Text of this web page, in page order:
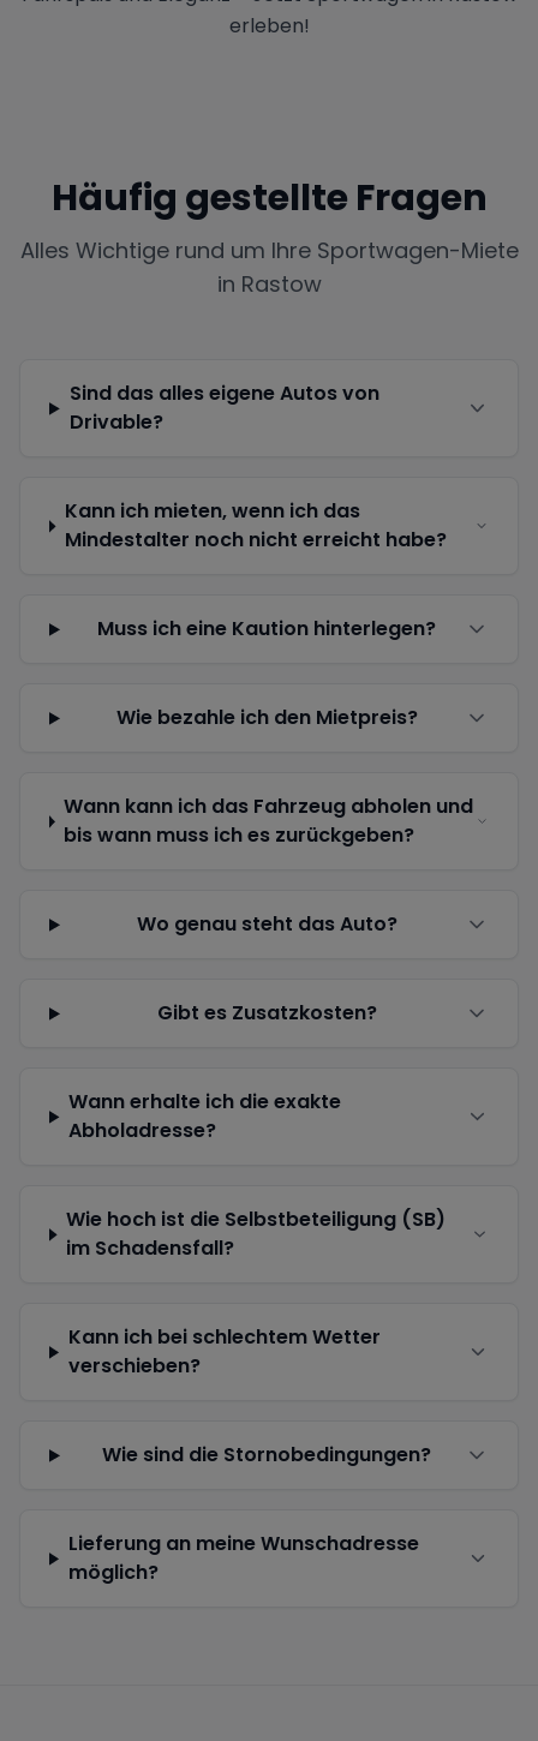
erleben!
Häufig gestellte Fragen
Alles Wichtige rund um Ihre Sportwagen-Miete
in Rastow
Sind das alles eigene Autos von
Drivable?
Kann ich mieten, wenn ich das
Mindestalter noch nicht erreicht habe?
Muss ich eine Kaution hinterlegen?
Wie bezahle ich den Mietpreis?
Wann kann ich das Fahrzeug abholen und
bis wann muss ich es zurückgeben?
Wo genau steht das Auto?
Gibt es Zusatzkosten?
Wann erhalte ich die exakte
Abholadresse?
Wie hoch ist die Selbstbeteiligung (SB)
im Schadensfall?
Kann ich bei schlechtem Wetter
verschieben?
Wie sind die Stornobedingungen?
Lieferung an meine Wunschadresse
möglich?